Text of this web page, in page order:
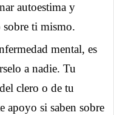
autoestima y
ti mismo.
mental, es
a nadie. Tu
clero o de tu
apoyo si saben sobre